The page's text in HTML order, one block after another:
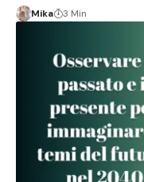
Mika 3 Min